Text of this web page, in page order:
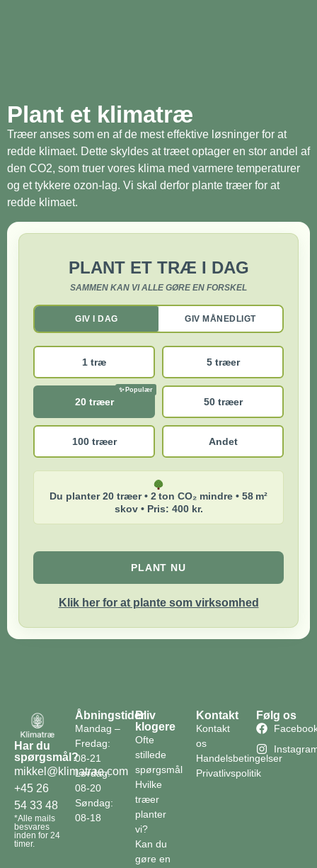
Plant et klimatræ
Træer anses som en af de mest effektive løsninger for at
redde klimaet. Dette skyldes at træet optager en stor andel af
den CO2, som truer vores klima med varmere temperaturer
og et tykkere ozon-lag. Vi skal derfor plante træer for at
redde klimaet.
PLANT ET TRÆ I DAG
SAMMEN KAN VI ALLE GØRE EN FORSKEL
GIV I DAG GIV MÅNEDLIGT
1 træ 5 træer
20 træer 50 træer
100 træer Andet
Du planter 20 træer • 2 ton CO₂ mindre • 58 m²
skov • Pris: 400 kr.
PLANT NU
Klik her for at plante som virksomhed
Har du
spørgsmål?
mikkel@klimatrae.com
+45 26
54 33 48
*Alle mails
besvares
inden for 24
timer.
Åbningstider
Mandag –
Fredag:
08-21
Lørdag:
08-20
Søndag:
08-18
Bliv
klogere
Ofte
stillede
spørgsmål
Hvilke
træer
planter
vi?
Kan du
gøre en
Kontakt
Kontakt
os
Handelsbetingelser
Privatlivspolitik
Følg os